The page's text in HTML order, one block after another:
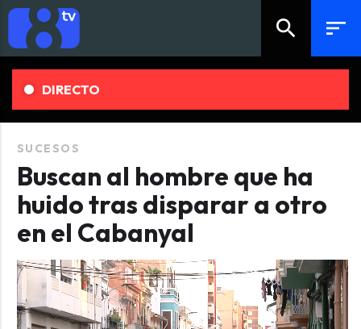
search sort
DIRECTO
SUCESOS
Buscan al hombre que ha
huido tras disparar a otro
en el Cabanyal